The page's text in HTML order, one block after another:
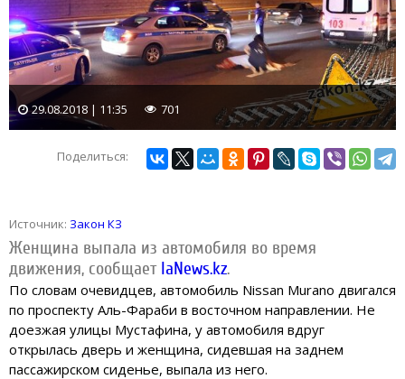
29.08.2018 | 11:35 701
Поделиться:
Источник: Закон КЗ
Женщина выпала из автомобиля во время
движения, сообщает IaNews.kz.
По словам очевидцев, автомобиль Nissan Murano двигался
по проспекту Аль-Фараби в восточном направлении. Не
доезжая улицы Мустафина, у автомобиля вдруг
открылась дверь и женщина, сидевшая на заднем
пассажирском сиденье, выпала из него.